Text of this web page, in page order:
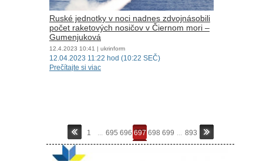
Ruské jednotky v noci nadnes zdvojnásobili
počet raketových nosičov v Čiernom mori –
Gumenjuková
12.4.2023 10:41 | ukrinform
12.04.2023 11:22 hod (10:22 SEČ)
Prečítajte si viac
1 ... 695 696 697 698 699 ... 893